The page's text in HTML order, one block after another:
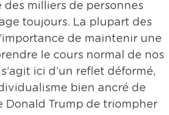
milliers de personnes
toujours. La plupart des
de maintenir une
le cours normal de nos
ici d’un reflet déformé,
bien ancré de
Donald Trump de triompher